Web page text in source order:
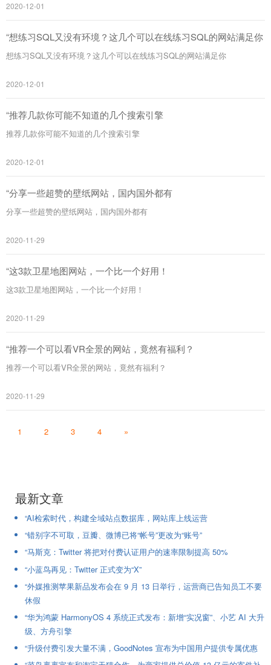
2020-12-01
“想练习SQL又没有环境？这几个可以在线练习SQL的网站满足你
想练习SQL又没有环境？这几个可以在线练习SQL的网站满足你
2020-12-01
“推荐几款你可能不知道的几个搜索引擎
推荐几款你可能不知道的几个搜索引擎
2020-12-01
“分享一些超赞的壁纸网站，国内国外都有
分享一些超赞的壁纸网站，国内国外都有
2020-11-29
“这3款卫星地图网站，一个比一个好用！
这3款卫星地图网站，一个比一个好用！
2020-11-29
“推荐一个可以看VR全景的网站，竟然有福利？
推荐一个可以看VR全景的网站，竟然有福利？
2020-11-29
1 2 3 4 »
最新文章
“AI检索时代，构建全域站点数据库，网站库上线运营
“错别字不可取，豆瓣、微博已将“帐号”更改为“账号”
“马斯克：Twitter 将把对付费认证用户的速率限制提高 50%
“小蓝鸟再见：Twitter 正式变为“X”
“外媒推测苹果新品发布会在 9 月 13 日举行，运营商已告知员工不要
休假
“华为鸿蒙 HarmonyOS 4 系统正式发布：新增“实况窗”、小艺 AI 大升
级、方舟引擎
“升级付费引发大量不满，GoodNotes 宣布为中国用户提供专属优惠